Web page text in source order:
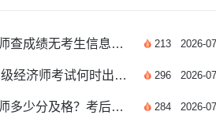
中级经济师查成绩无考生信息？解决办法看这里 213 2026-
2026年中级经济师考试何时出成绩？速看 296 2026-
中级经济师多少分及格？考后多久能查分？ 284 2026-